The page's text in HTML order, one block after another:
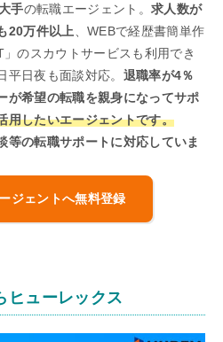
手の転職エージェント。求人数が
20万件以上
、WEBで経歴書簡単作
のスカウトサービスも利用でき
平日夜も面談対応。 退職率が4％
が希望の転職を親身になってサポ
用したいエージェントです。
の転職サポートに対応していま
ジェントへ無料登録
ヒューレックス